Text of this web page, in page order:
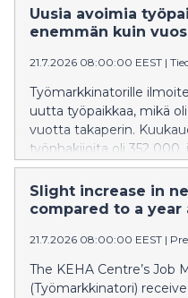
breda arbetslösheten.
Sysselsättnings-,
Uusia avoimia
enemmän kuin
21.7.2026 08:00:00 EEST |
Työmarkkinatorille
uutta työpaikkaa, mikä
vuotta takaperin.
työnhakijoita oli 352
piirissä oli 416 200
Työllisyys-, kehittämis- ja
keskus)
Slight increase in
compared to a year
21.7.2026 08:00:00 EEST |
The KEHA Centre’s Job
(Työmarkkinatori)